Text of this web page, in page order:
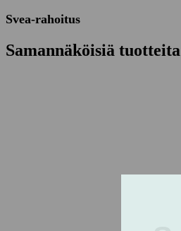
Svea-rahoitus
Samannäköisiä tuotteita